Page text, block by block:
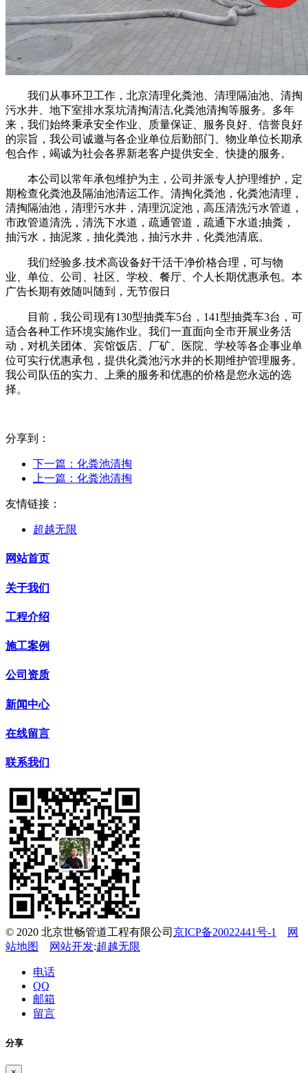
我们从事环卫工作，北京清理化粪池、清理隔油池、清掏
污水井、地下室排水泵坑清掏清洁,化粪池清掏等服务。多年
来，我们始终秉承安全作业、质量保证、服务良好、信誉良好
的宗旨，我公司诚邀与各企业单位后勤部门、物业单位长期承
包合作，竭诚为社会各界新老客户提供安全、快捷的服务。
本公司以常年承包维护为主，公司并派专人护理维护，定
期检查化粪池及隔油池清运工作。清掏化粪池，化粪池清理，
清掏隔油池，清理污水井，清理沉淀池，高压清洗污水管道，
市政管道清洗，清洗下水道，疏通管道，疏通下水道;抽粪，
抽污水，抽泥浆，抽化粪池，抽污水井，化粪池清底。
我们经验多.技术高设备好干活干净价格合理，可与物
业、单位、公司、社区、学校、餐厅、个人长期优惠承包。本
广告长期有效随叫随到，无节假日
目前，我公司现有130型抽粪车5台，141型抽粪车3台，可
适合各种工作环境实施作业。我们一直面向全市开展业务活
动，对机关团体、宾馆饭店、厂矿、医院、学校等各企事业单
位可实行优惠承包，提供化粪池污水井的长期维护管理服务。
我公司队伍的实力、上乘的服务和优惠的价格是您永远的选
择。
分享到：
下一篇： 化粪池清掏
上一篇： 化粪池清掏
友情链接：
超越无限
网站首页
关于我们
工程介绍
施工案例
公司资质
新闻中心
在线留言
联系我们
© 2020 北京世畅管道工程有限公司 京ICP备20022441号-1
网
站地图
网站开发:超越无限
电话
QQ
邮箱
留言
分享